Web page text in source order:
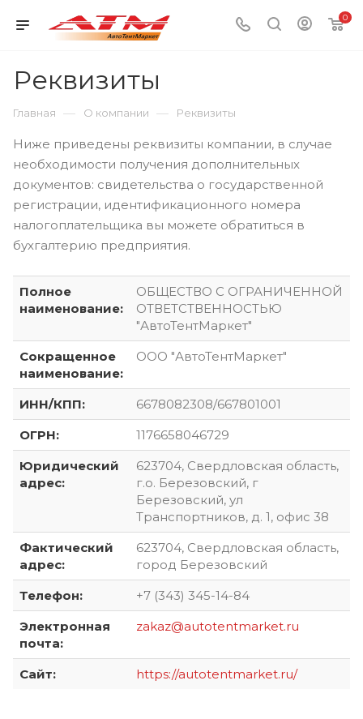
0
Реквизиты
Главная — О компании — Реквизиты
Ниже приведены реквизиты компании, в случае
необходимости получения дополнительных
документов: свидетельства о государственной
регистрации, идентификационного номера
налогоплательщика вы можете обратиться в
бухгалтерию предприятия.
Полное
наименование:
ОБЩЕСТВО С ОГРАНИЧЕННОЙ
ОТВЕТСТВЕННОСТЬЮ
"АвтоТентМаркет"
Сокращенное
наименование:
ООО "АвтоТентМаркет"
ИНН/КПП:
6678082308/667801001
ОГРН:
1176658046729
Юридический
адрес:
623704, Свердловская область,
г.о. Березовский, г
Березовский, ул
Транспортников, д. 1, офис 38
Фактический
адрес:
623704, Свердловская область,
город Березовский
Телефон:
+7 (343) 345-14-84
Электронная
почта:
zakaz@autotentmarket.ru
Сайт: https://autotentmarket.ru/